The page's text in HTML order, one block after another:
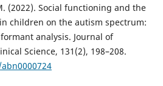
(2022). Social functioning and the
children on the autism spectrum:
analysis. Journal of
Science, 131(2), 198–208.